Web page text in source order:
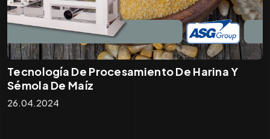
Tecnología De Procesamiento De Harina Y
Sémola De Maíz
26.04.2024